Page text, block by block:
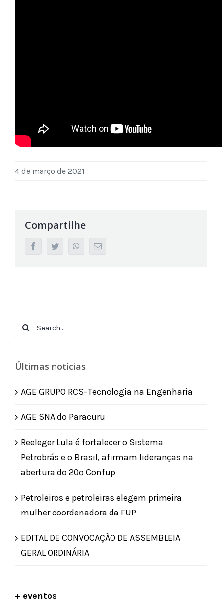
4 de março de 2021
Compartilhe
facebooktwitter whatsappEmail
Search
Últimas notícias
AGE GRUPO RCS-Tecnologia na Engenharia
AGE SNA do Paracuru
Reeleger Lula é fortalecer o Sistema
Petrobrás e o Brasil, afirmam lideranças na
abertura do 20º Confup
Petroleiros e petroleiras elegem primeira
mulher coordenadora da FUP
EDITAL DE CONVOCAÇÃO DE ASSEMBLEIA
GERAL ORDINÁRIA
+ eventos